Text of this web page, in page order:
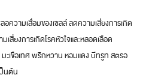
อความเสื่อมของเซลล์ ลดความเสี่ยงการเกิด
เสี่ยงการเกิดโรคหัวใจและหลอดเลือด
ะเขือเทศ พริกหวาน หอมแดง บีทรูท สตรอ
ป็นต้น